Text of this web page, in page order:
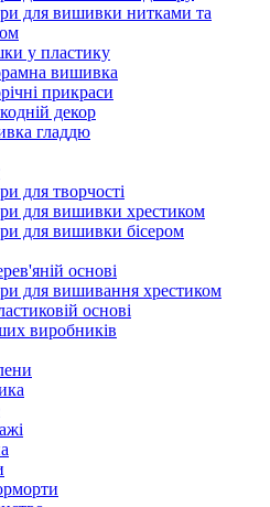
для вишивки нитками та
у пластику
вишивка
прикраси
декор
гладдю
для творчості
для вишивки хрестиком
для вишивки бісером
основі
для вишивання хрестиком
основі
виробників